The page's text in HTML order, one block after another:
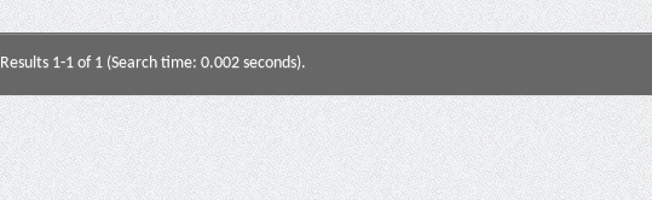
Results 1-1 of 1 (Search time: 0.002 seconds).